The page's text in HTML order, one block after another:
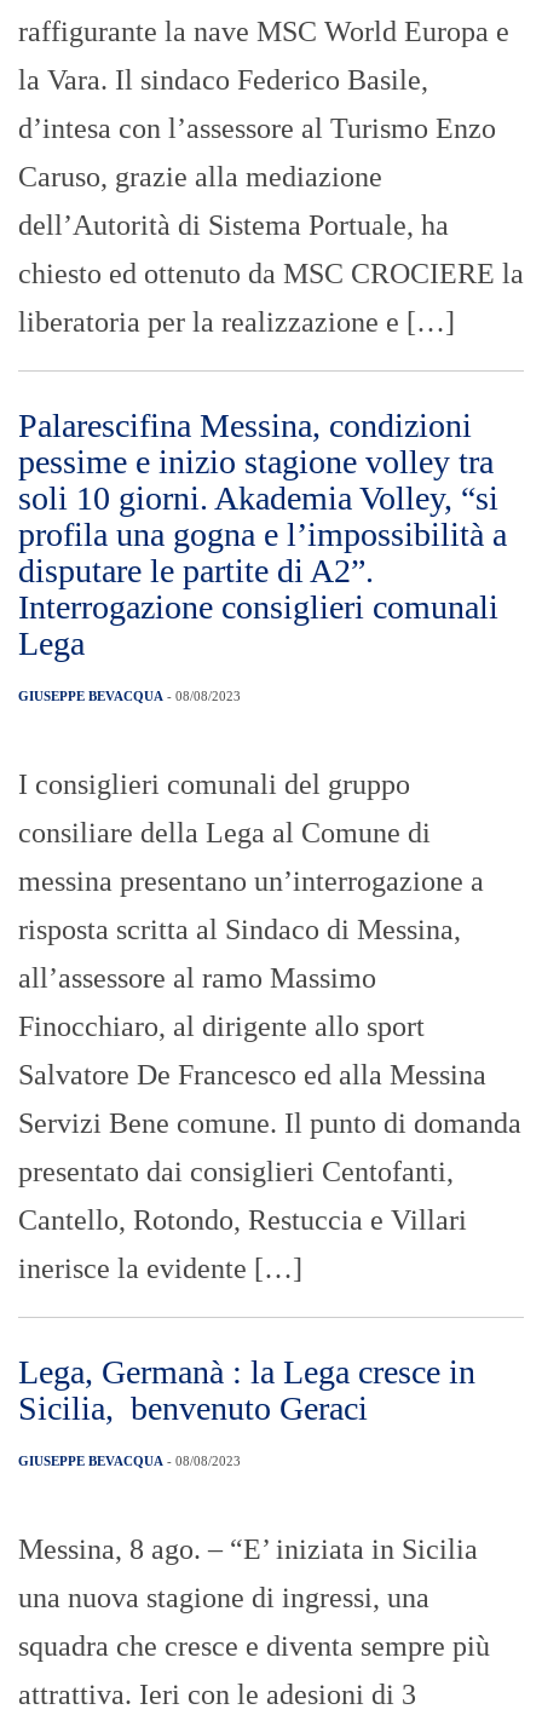
raffigurante la nave MSC World Europa e
la Vara. Il sindaco Federico Basile,
d’intesa con l’assessore al Turismo Enzo
Caruso, grazie alla mediazione
dell’Autorità di Sistema Portuale, ha
chiesto ed ottenuto da MSC CROCIERE la
liberatoria per la realizzazione e […]
Palarescifina Messina, condizioni
pessime e inizio stagione volley tra
soli 10 giorni. Akademia Volley, “si
profila una gogna e l’impossibilità a
disputare le partite di A2”.
Interrogazione consiglieri comunali
Lega
GIUSEPPE BEVACQUA - 08/08/2023
I consiglieri comunali del gruppo
consiliare della Lega al Comune di
messina presentano un’interrogazione a
risposta scritta al Sindaco di Messina,
all’assessore al ramo Massimo
Finocchiaro, al dirigente allo sport
Salvatore De Francesco ed alla Messina
Servizi Bene comune. Il punto di domanda
presentato dai consiglieri Centofanti,
Cantello, Rotondo, Restuccia e Villari
inerisce la evidente […]
Lega, Germanà : la Lega cresce in
Sicilia, benvenuto Geraci
GIUSEPPE BEVACQUA - 08/08/2023
Messina, 8 ago. – “E’ iniziata in Sicilia
una nuova stagione di ingressi, una
squadra che cresce e diventa sempre più
attrattiva. Ieri con le adesioni di 3